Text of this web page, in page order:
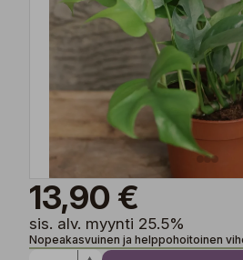
13,90 €
sis. alv. myynti 25.5%
Nopeakasvuinen ja helppohoitoinen